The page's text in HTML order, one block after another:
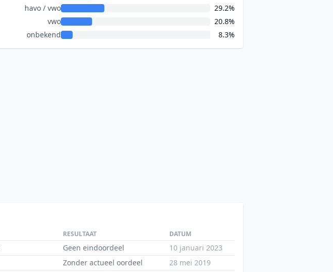
havo / vwo
29.2%
vwo
20.8%
onbekend
8.3%
RESULTAAT DATUM
Geen eindoordeel
10 januari 2023
Zonder actueel oordeel
28 mei 2019